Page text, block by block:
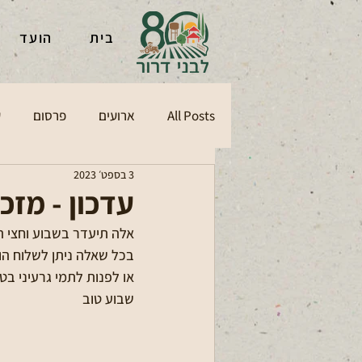
בית הועד
All Posts ארועים פרסום
עדכון -
3 בספט׳ 2023
אלה תיעדר בשבוע וחצי
בכל שאלה ניתן לשלוח הודעה
או לפנות לתמי גרעיני בטל: 050-
שבוע טוב